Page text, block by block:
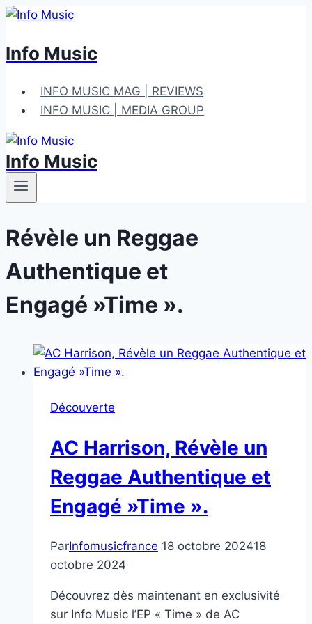
Aller
contenu
Info Music
INFO MUSIC MAG | REVIEWS
INFO MUSIC | MEDIA GROUP
Info Music
Révèle un Reggae
Authentique et
Engagé »Time ».
Découverte
AC Harrison, Révèle un
Reggae Authentique et
Engagé »Time ».
ParInfomusicfrance 18 octobre 202418
octobre 2024
Découvrez dès maintenant en exclusivité
sur Info Music l’EP « Time » de AC